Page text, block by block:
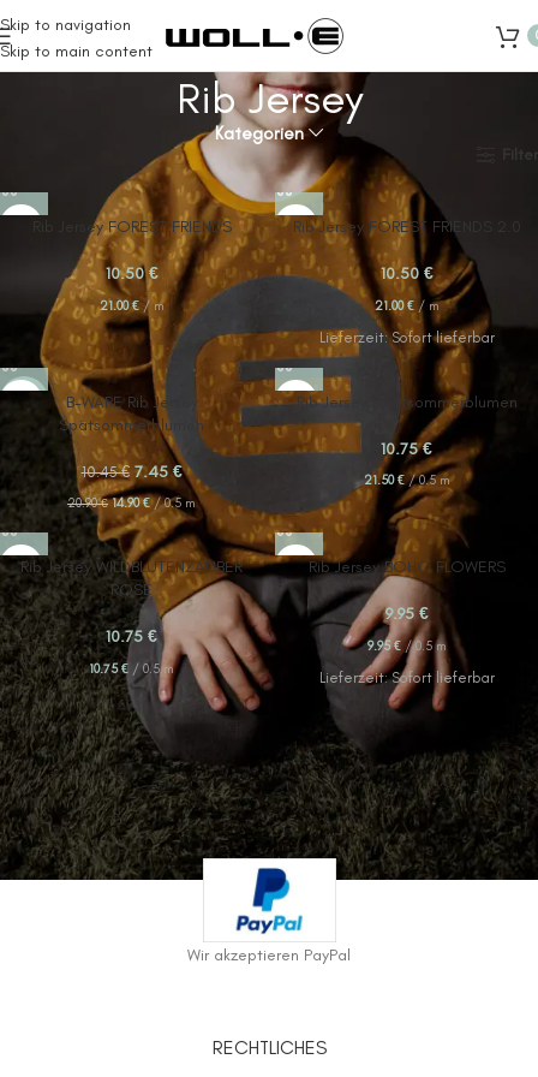
Skip to navigation
Skip to main content
Rib Jersey
Kategorien
Eigenproduktion Rib Jersey Filter
Rib Jersey FOREST FRIENDS
10.50€
21.00€/ m
Rib Jersey FOREST FRIENDS 2.0
10.50 €
21.00€/ m
Lieferzeit:Sofort lieferbar
B-WARE Rib Jersey
Spätsommerblumen
10.45€ 7.45€
20.90€ 14.90€/0.5 m
Rib Jersey Spätsommerblumen
10.75€
21.50€/0.5 m
Rib Jersey WILDBLÜTENZAUBER
ROSE
10.75 €
10.75€ /0.5 m
Rib Jersey BOHO FLOWERS
9.95 €
9.95€/0.5 m
Lieferzeit:Sofort lieferbar
Wir akzeptieren PayPal
RECHTLICHES